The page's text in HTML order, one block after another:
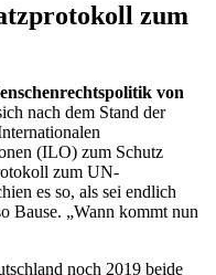
zum
von
nach dem Stand der
(ILO) zum Schutz
zum UN-
es so, als sei endlich
Bause. „Wann kommt nun
noch 2019 beide